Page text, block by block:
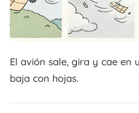
El avión sale, gira y cae en
baja con hojas.